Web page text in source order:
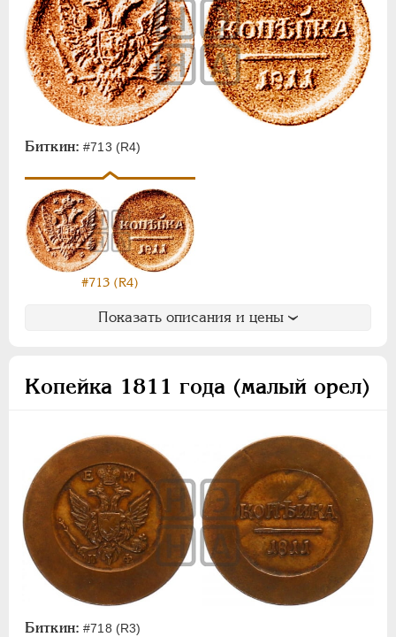
Биткин: #713 (R4)
#713 (R4)
Показать описания и цены
Копейка 1811 года (малый орел)
Биткин: #718 (R3)